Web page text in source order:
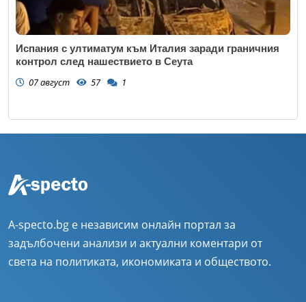
Испания с ултиматум към Италия заради граничния
контрол след нашествието в Сеута
07 август 57 1
A-specto.bg е независим онлайн портал за
задълбочени анализи и актуални коментари от
света на политиката, икономиката и обществото.